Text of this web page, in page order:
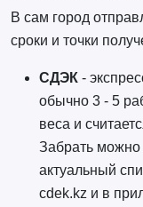
В сам город
сроки и точки
СДЭК-
обычно 3 - 5
веса и
Забрать
актуальный
cdek.kz и в